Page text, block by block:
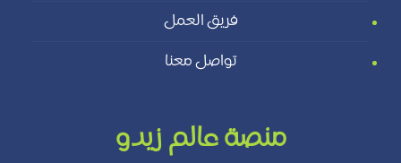
فريق العمل
تواصل معنا
منصة عالم زيدو